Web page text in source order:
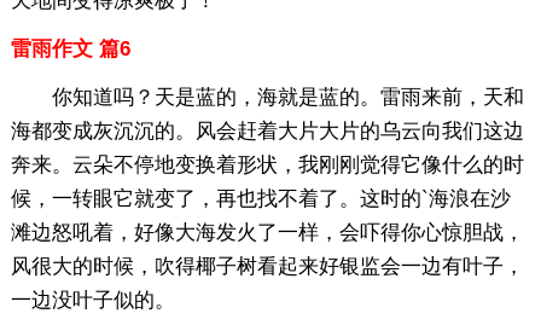
雷雨作文 篇6
你知道吗？天是蓝的，海就是蓝的。雷雨来前，天和
海都变成灰沉沉的。风会赶着大片大片的乌云向我们这边
奔来。云朵不停地变换着形状，我刚刚觉得它像什么的时
候，一转眼它就变了，再也找不着了。这时的`海浪在沙
滩边怒吼着，好像大海发火了一样，会吓得你心惊胆战，
风很大的时候，吹得椰子树看起来好银监会一边有叶子，
一边没叶子似的。